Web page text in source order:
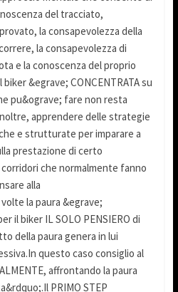
del tracciato,
la consapevolezza della
la consapevolezza di
e la conoscenza del proprio
&egrave; CONCENTRATA su
pu&ograve; fare non resta
apprendere delle strategie
e strutturate per imparare a
prestazione di certo
che normalmente fanno
alla
la paura &egrave;
il biker IL SOLO PENSIERO di
della paura genera in lui
questo caso consiglio al
affrontando la paura
PRIMO STEP